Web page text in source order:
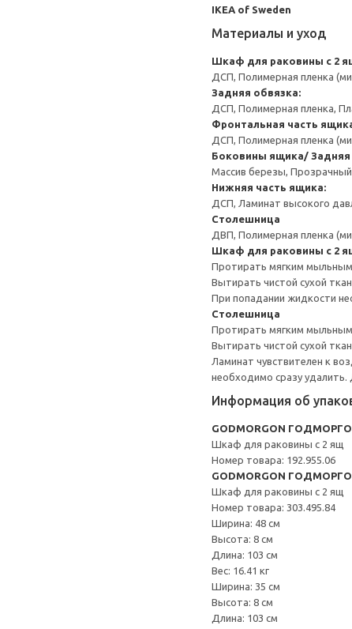
IKEA of Sweden
Материалы и уход
Шкаф для раковины с 2
ДСП, Полимерная пленка
Задняя обвязка:
ДСП, Полимерная пленка,
Фронтальная часть
ДСП, Полимерная пленка
Боковины ящика/ Задняя
Массив березы,
Нижняя часть ящика:
ДСП, Ламинат высокого
Столешница
ДВП, Полимерная пленка
Шкаф для раковины с 2
Протирать мягким
Вытирать чистой сухой
При попадании жидкости
Столешница
Протирать мягким
Вытирать чистой сухой
Ламинат чувствителен к
необходимо сразу
Информация об
GODMORGON
Шкаф для раковины с 2 ящ
Номер товара: 192.955.06
GODMORGON
Шкаф для раковины с 2 ящ
Номер товара: 303.495.84
Ширина: 48 см
Высота: 8 см
Длина: 103 см
Вес: 16.41 кг
Ширина: 35 см
Высота: 8 см
Длина: 103 см